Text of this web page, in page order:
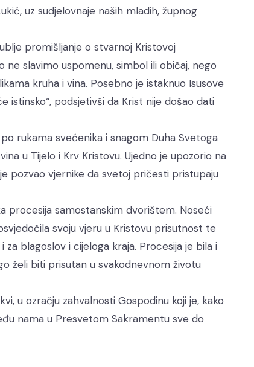
uz sudjelovnaje naših mladih, župnog
promišljanje o stvarnoj Kristovoj
ne slavimo uspomenu, simbol ili običaj, nego
kruha i vina. Posebno je istaknuo Isusove
istinsko“, podsjetivši da Krist nije došao dati
rukama svećenika i snagom Duha Svetoga
u Tijelo i Krv Kristovu. Ujedno je upozorio na
pozvao vjernike da svetoj pričesti pristupaju
procesija samostanskim dvorištem. Noseći
svoju vjeru u Kristovu prisutnost te
blagoslov i cijeloga kraja. Procesija je bila i
želi biti prisutan u svakodnevnom životu
u ozračju zahvalnosti Gospodinu koji je, kako
nama u Presvetom Sakramentu sve do